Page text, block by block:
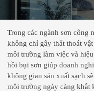
Trong các ngành sơn công
không chỉ gây thất thoát
môi trường làm việc và
hồi bụi sơn giúp doanh
không gian sản xuất sạch
môi trường ngày càng khắt